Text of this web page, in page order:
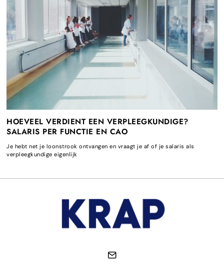
HOEVEEL VERDIENT EEN VERPLEEGKUNDIGE?
SALARIS PER FUNCTIE EN CAO
Je hebt net je loonstrook ontvangen en vraagt je af of je salaris als
verpleegkundige eigenlijk